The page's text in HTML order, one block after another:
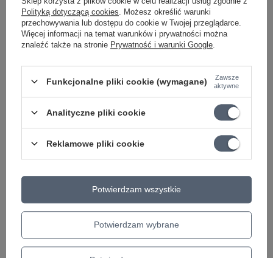
Gitara elektryczna Ibanez GRGA120QA-TBB
Kup teraz
Polityką dotyczącą cookies . Możesz określić warunki
przechowywania lub dostępu do cookie w Twojej przeglądarce.
Więcej informacji na temat warunków i prywatności można
znaleźć także na stronie Prywatność i warunki Google
Funkcjonalne pliki cookie (wymagane)
Zawsze
aktywne
Analityczne pliki cookie
Reklamowe pliki cookie
Potwierdzam wybrane
Potwierdzam wszystkie